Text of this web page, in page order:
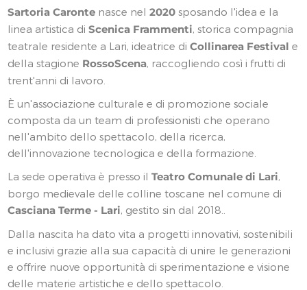
Sartoria Caronte nasce nel2020 sposando l'idea e la
linea artistica diScenica Frammenti, storica compagnia
teatrale residente a Lari, ideatrice diCollinarea Festival e
della stagione RossoScena, raccogliendo così i frutti di
trent'anni di lavoro.
È un'associazione culturale e di promozione sociale
composta da un team di professionisti che operano
nell'ambito dello spettacolo, della ricerca,
dell'innovazione tecnologica e della formazione.
La sede operativa è presso ilTeatro Comunale di Lari,
borgo medievale delle colline toscane nel comune di
Casciana Terme - Lari, gestito sin dal 2018..
Dalla nascita ha dato vita a progetti innovativi, sostenibili
e inclusivi grazie alla sua capacità di unire le generazioni
e offrire nuove opportunità di sperimentazione e visione
delle materie artistiche e dello spettacolo.